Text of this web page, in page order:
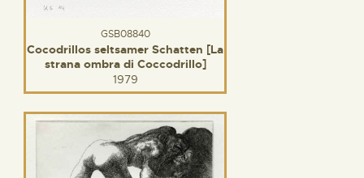
GSB08840
Cocodrillos seltsamer Schatten [La
strana ombra di Coccodrillo]
1979